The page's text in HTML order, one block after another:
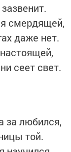
смердящей,
даже нет.
сеет свет.
за любился,
той.